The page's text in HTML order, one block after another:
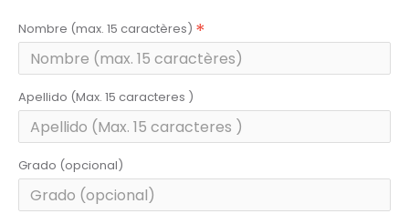
Nombre (max. 15 caractères)
Apellido (Max. 15 caracteres )
Grado (opcional)